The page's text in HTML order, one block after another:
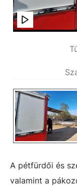
A pétfürdői és
valamint a